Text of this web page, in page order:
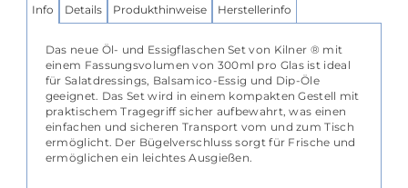
Info Details Produkthinweise Herstellerinfo
Das neue Öl- und Essigflaschen Set von Kilner ® mit
einem Fassungsvolumen von 300ml pro Glas ist ideal
für Salatdressings, Balsamico-Essig und Dip-Öle
geeignet. Das Set wird in einem kompakten Gestell mit
praktischem Tragegriff sicher aufbewahrt, was einen
einfachen und sicheren Transport vom und zum Tisch
ermöglicht. Der Bügelverschluss sorgt für Frische und
ermöglichen ein leichtes Ausgießen.